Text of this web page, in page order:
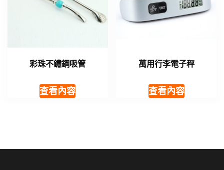
彩珠不鏽鋼吸管
查看內容
萬用行李電子秤
查看內容